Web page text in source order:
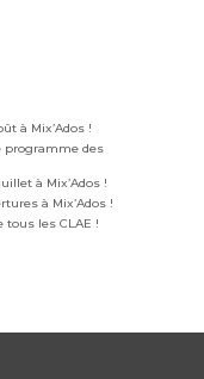
à Mix’Ados !
programme des
à Mix’Ados !
à Mix’Ados !
tous les CLAE !